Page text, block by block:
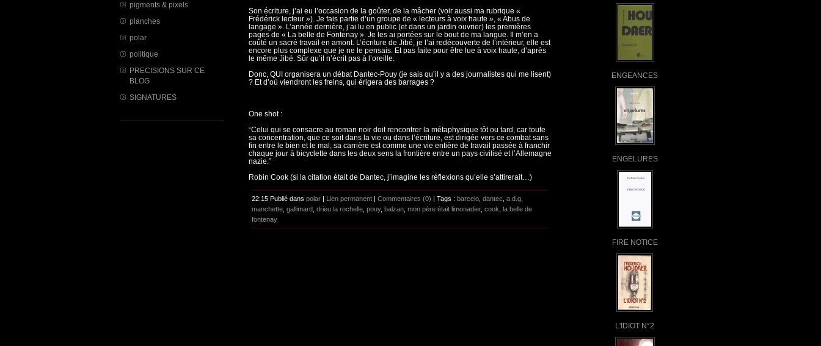
pigments & pixels
planches
polar
politique
PRECISIONS SUR CE
BLOG
SIGNATURES
ENGEANCES
ENGELURES
FIRE NOTICE
L'IDIOT N°2
Son écriture, j’ai eu l’occasion de la goûter, de la mâcher (voir aussi ma rubrique «
Frédérick lecteur »). Je fais partie d’un groupe de « lecteurs à voix haute », « Abus de
langage ». L’année dernière, j’ai lu en public (et dans un jardin ouvrier) les premières
pages de « La belle de Fontenay ». Je les ai portées sur le bout de ma langue. Il m’en a
coûté un sacré travail en amont. L’écriture de Jibé, je l’ai redécouverte de l’intérieur, elle est
encore plus complexe que je ne le pensais. Et pas faite pour être lue à voix haute, d’après
le même Jibé. Sûr qu’il n’écrit pas à l’oreille.
Donc, QUI organisera un débat Dantec-Pouy (je sais qu’il y a des journalistes qui me lisent)
? Et d’où viendront les freins, qui érigera des barrages ?
One shot :
“Celui qui se consacre au roman noir doit rencontrer la métaphysique tôt ou tard, car toute
sa concentration, que ce soit dans la vie ou dans l’écriture, est dirigée vers ce combat sans
fin entre le bien et le mal; sa carrière est comme une vie entière de travail passée à franchir
chaque jour à bicyclette dans les deux sens la frontière entre un pays civilisé et l’Allemagne
nazie.”
Robin Cook (si la citation était de Dantec, j’imagine les réflexions qu’elle s’attirerait…)
22:15 Publié dans polar | Lien permanent | Commentaires (0) | Tags : barcelo dantec a.d.g
manchette gallimard drieu la rochelle pouy, balzan mon père était limonadier, cook la belle de
fontenay